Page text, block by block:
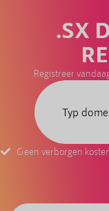
.SX
Registreer
Geen verborgen